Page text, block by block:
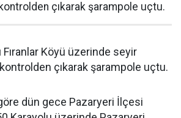
çıkarak şarampole uçtu.
Fıranlar Köyü üzerinde seyir
çıkarak şarampole uçtu.
dün gece Pazaryeri İlçesi